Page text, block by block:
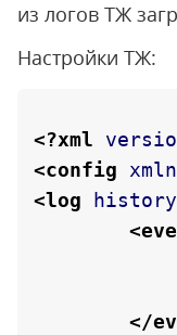
из логов ТЖ
Настройки ТЖ:
<?xml
<config
<log
history
</